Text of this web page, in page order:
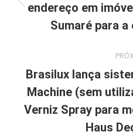
post:
endereço em
Sumaré para a
Brasilux lança
Machine (sem
Verniz Spray para
Haus